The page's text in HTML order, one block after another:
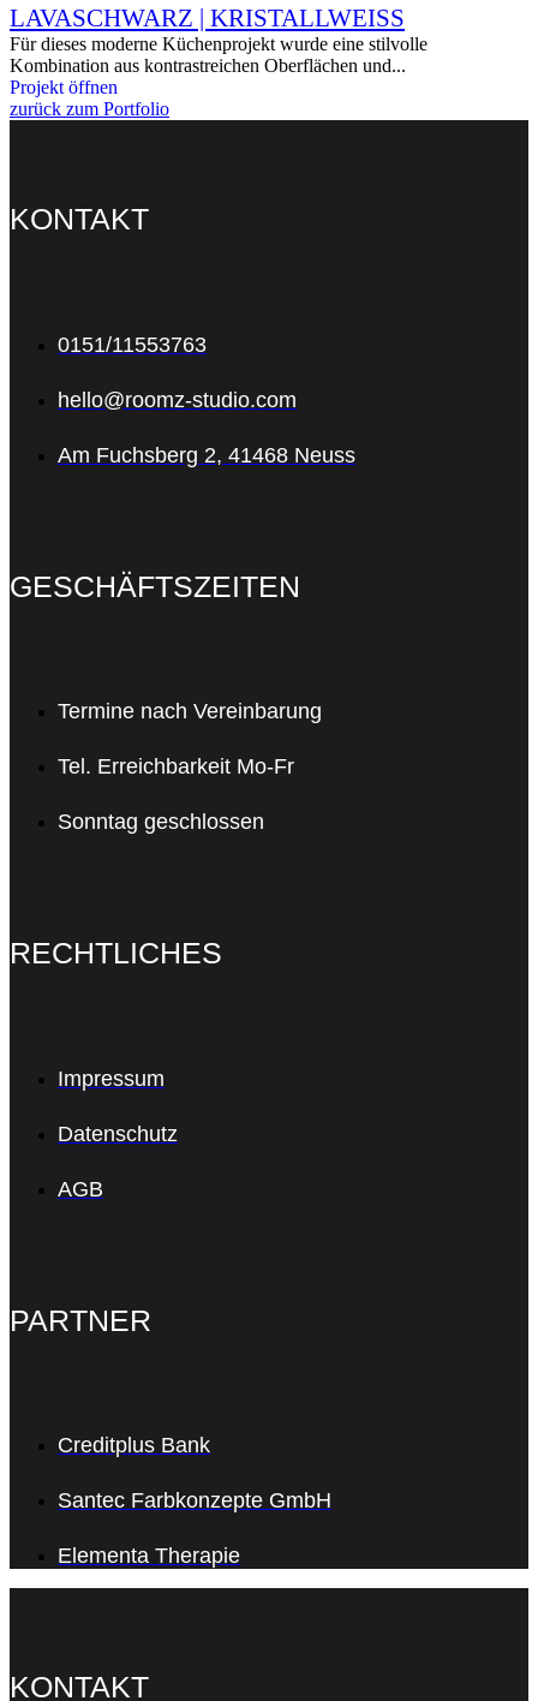
LAVASCHWARZ | KRISTALLWEISS
Für dieses moderne Küchenprojekt wurde eine stilvolle
Kombination aus kontrastreichen Oberflächen und...
Projekt öffnen
zurück zum Portfolio
KONTAKT
0151/11553763
hello@roomz-studio.com
Am Fuchsberg 2, 41468 Neuss
GESCHÄFTSZEITEN
Termine nach Vereinbarung
Tel. Erreichbarkeit Mo-Fr
Sonntag geschlossen
RECHTLICHES
Impressum
Datenschutz
AGB
PARTNER
Creditplus Bank
Santec Farbkonzepte GmbH
Elementa Therapie
KONTAKT